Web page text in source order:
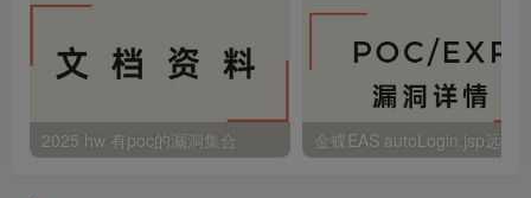
2025 hw 有poc的漏洞集合